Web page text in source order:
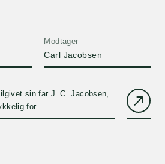
Modtager
Carl Jacobsen
sin far J. C. Jacobsen,
for.